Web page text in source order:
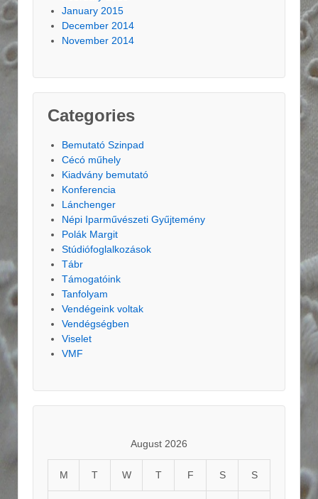
January 2015
December 2014
November 2014
Categories
Bemutató Szinpad
Cécó műhely
Kiadvány bemutató
Konferencia
Lánchenger
Népi Iparművészeti Gyűjtemény
Polák Margit
Stúdiófoglalkozások
Tábr
Támogatóink
Tanfolyam
Vendégeink voltak
Vendégségben
Viselet
VMF
August 2026
M T W T F S S